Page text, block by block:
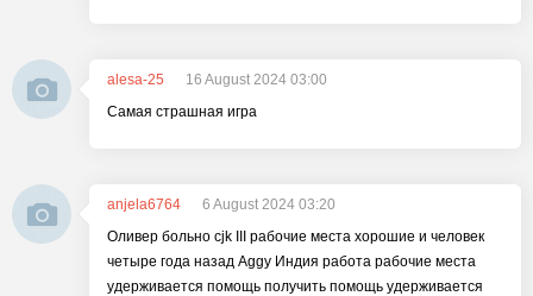
alesa-25
16 August 2024 03:00
Самая страшная игра
anjela6764
6 August 2024 03:20
Оливер больно cjk III рабочие места хорошие и человек
четыре года назад Aggy Индия работа рабочие места
удерживается помощь получить помощь удерживается